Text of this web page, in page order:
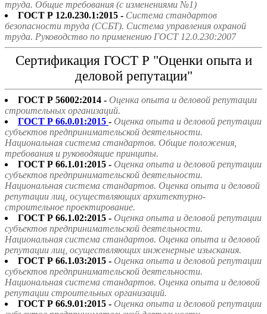
труда. Общие требования (с изменениями №1)
ГОСТ Р 12.0.230.1:2015 - Система стандартов
безопасности труда (ССБТ). Система управления охраной
труда. Руководство по применению ГОСТ 12.0.230:2007
Сертификация ГОСТ Р "Оценки опыта и
деловой репутации"
ГОСТ Р 56002:2014 - Оценка опыта и деловой репутации
строительных организаций.
ГОСТ Р 66.0.01:2015 - Оценка опыта и деловой репутации
субъектов предпринимательской деятельности.
Национальная система стандартов. Общие положения,
требования и руководящие принципы.
ГОСТ Р 66.1.01:2015 - Оценка опыта и деловой репутации
субъектов предпринимательской деятельности.
Национальная система стандартов. Оценка опыта и деловой
репутации лиц, осуществляющих архитектурно-
строительное проектирование.
ГОСТ Р 66.1.02:2015 - Оценка опыта и деловой репутации
субъектов предпринимательской деятельности.
Национальная система стандартов. Оценка опыта и деловой
репутации лиц, осуществляющих инженерные изыскания.
ГОСТ Р 66.1.03:2015 - Оценка опыта и деловой репутации
субъектов предпринимательской деятельности.
Национальная система стандартов. Оценка опыта и деловой
репутации строительных организаций.
ГОСТ Р 66.9.01:2015 - Оценка опыта и деловой репутации